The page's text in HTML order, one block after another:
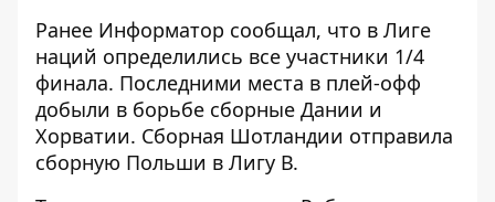
Ранее Информатор сообщал, что в Лиге
наций определились все участники 1/4
финала. Последними места в плей-офф
добыли в борьбе сборные Дании и
Хорватии. Сборная Шотландии отправила
сборную Польши в Лигу В.